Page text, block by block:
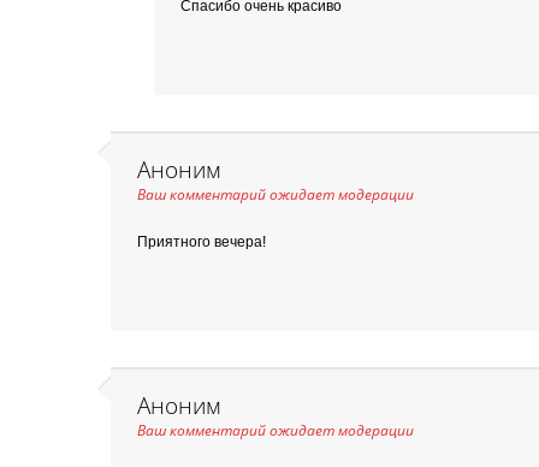
Спасибо очень красиво
Аноним
Ваш комментарий ожидает модерации
Приятного вечера!
Аноним
Ваш комментарий ожидает модерации